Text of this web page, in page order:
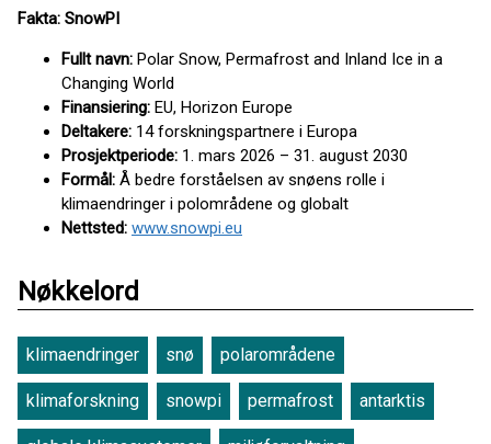
Fakta: SnowPI
Fullt navn: Polar Snow, Permafrost and Inland Ice in a
Changing World
Finansiering: EU, Horizon Europe
Deltakere: 14 forskningspartnere i Europa
Prosjektperiode: 1. mars 2026 – 31. august 2030
Formål: Å bedre forståelsen av snøens rolle i
klimaendringer i polområdene og globalt
Nettsted: www.snowpi.eu
Nøkkelord
klimaendringer snø polarområdene
klimaforskning snowpi permafrost antarktis